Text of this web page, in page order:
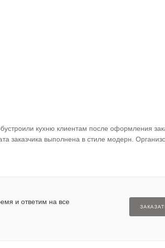
кухню клиентам после оформления
заказчика выполнена в стиле модерн.
и ответим на все